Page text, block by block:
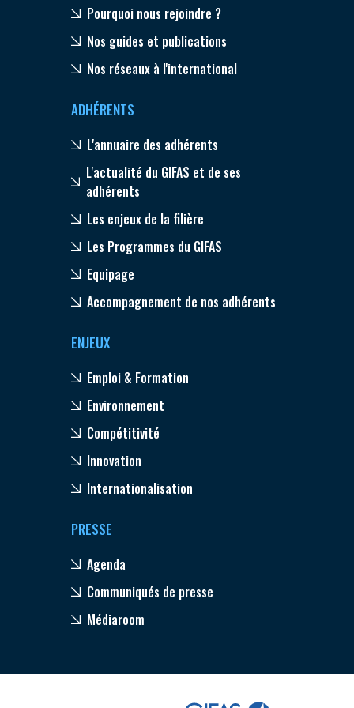
Pourquoi nous rejoindre ?
Nos guides et publications
Nos réseaux à l'international
ADHÉRENTS
L'annuaire des adhérents
L'actualité du GIFAS et de ses
adhérents
Les enjeux de la filière
Les Programmes du GIFAS
Equipage
Accompagnement de nos adhérents
ENJEUX
Emploi & Formation
Environnement
Compétitivité
Innovation
Internationalisation
PRESSE
Agenda
Communiqués de presse
Médiaroom